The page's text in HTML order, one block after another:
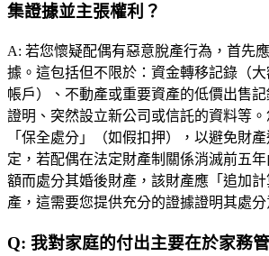
集證據並主張權利？
A: 若您懷疑配偶有惡意脫產行為，首先
據。這包括但不限於：資金轉移記錄（
帳戶）、不動產或重要資產的低價出售
證明、突然設立新公司或信託的資料等
「保全處分」（如假扣押），以避免財
定，若配偶在法定財產制關係消滅前五
額而處分其婚後財產，該財產應「追加
產，這需要您提供充分的證據證明其處分
Q: 我對家庭的付出主要在於家務